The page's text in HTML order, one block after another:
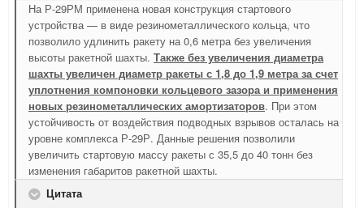
На Р-29РМ применена новая конструкция стартового
устройства — в виде резинометаллического кольца, что
позволило удлинить ракету на 0,6 метра без увеличения
высоты ракетной шахты. Также без увеличения диаметра
шахты увеличен диаметр ракеты с 1,8 до 1,9 метра за счет
уплотнения компоновки кольцевого зазора и применения
новых резинометаллических амортизаторов. При этом
устойчивость от воздействия подводных взрывов осталась на
уровне комплекса Р-29Р. Данные решения позволили
увеличить стартовую массу ракеты с 35,5 до 40 тонн без
изменения габаритов ракетной шахты.
Цитата